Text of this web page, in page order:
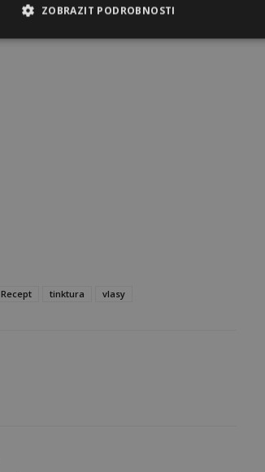
Recept tinktura vlasy
ZOBRAZIT PODROBNOSTI